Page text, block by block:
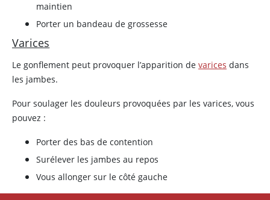
maintien
Porter un bandeau de grossesse
Varices
Le gonflement peut provoquer l’apparition de varices dans
les jambes.
Pour soulager les douleurs provoquées par les varices, vous
pouvez :
Porter des bas de contention
Surélever les jambes au repos
Vous allonger sur le côté gauche